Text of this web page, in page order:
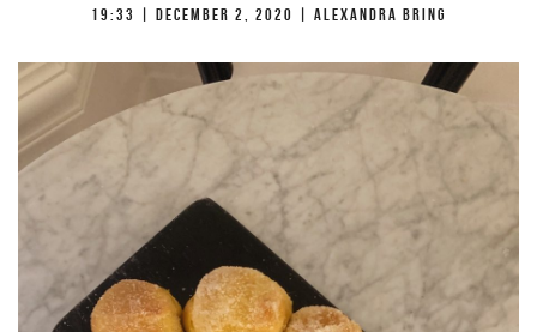
19:33 | december 2, 2020 | Alexandra Bring